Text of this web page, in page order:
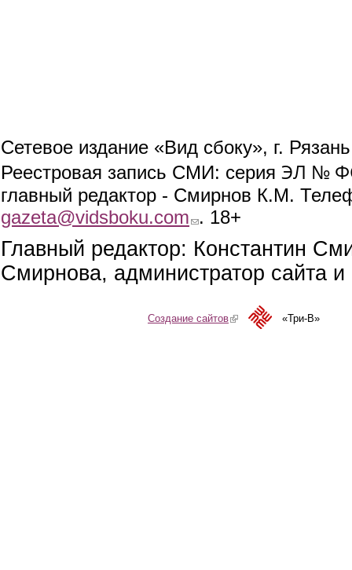
Сетевое издание «Вид сбоку», г.
Реестровая запись СМИ: серия ЭЛ №
главный редактор - Смирнов К.М.
gazeta@vidsboku.com (link sends e-mail)
. 18+
Главный редактор: Константин
Смирнова, администратор сайта
Создание сайтов(link is external)«Три-В»